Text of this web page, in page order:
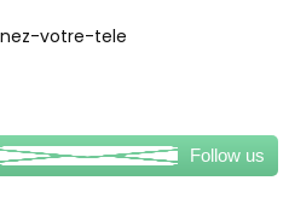
votre-tele